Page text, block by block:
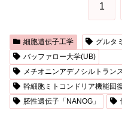
1
細胞遺伝子工学
グルタ
バッファロー大学(UB)
メチオニンアデノシルトラン
幹細胞ミトコンドリア機能回
胚性遺伝子「NANOG」